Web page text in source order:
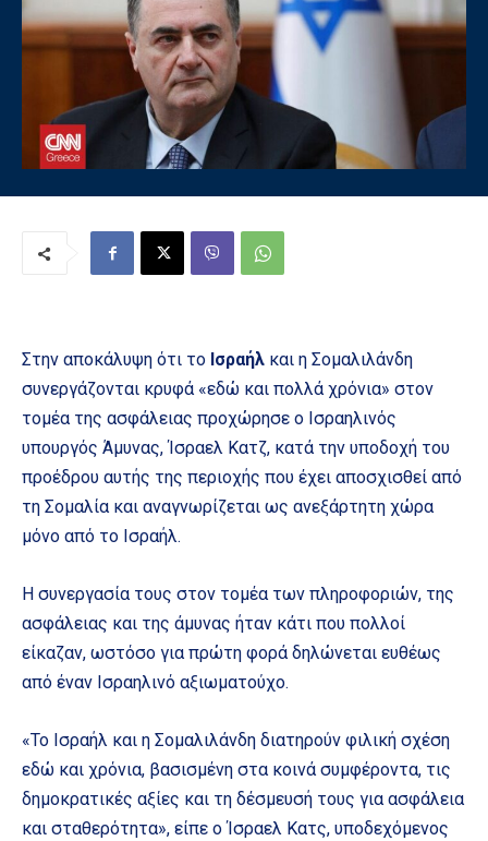
Στην αποκάλυψη ότι το Ισραήλ και η Σομαλιλάνδη
συνεργάζονται κρυφά «εδώ και πολλά χρόνια» στον
τομέα της ασφάλειας προχώρησε ο Ισραηλινός
υπουργός Άμυνας, Ίσραελ Κατζ, κατά την υποδοχή του
προέδρου αυτής της περιοχής που έχει αποσχισθεί από
τη Σομαλία και αναγνωρίζεται ως ανεξάρτητη χώρα
μόνο από το Ισραήλ.
Η συνεργασία τους στον τομέα των πληροφοριών, της
ασφάλειας και της άμυνας ήταν κάτι που πολλοί
είκαζαν, ωστόσο για πρώτη φορά δηλώνεται ευθέως
από έναν Ισραηλινό αξιωματούχο.
«Το Ισραήλ και η Σομαλιλάνδη διατηρούν φιλική σχέση
εδώ και χρόνια, βασισμένη στα κοινά συμφέροντα, τις
δημοκρατικές αξίες και τη δέσμευσή τους για ασφάλεια
και σταθερότητα», είπε ο Ίσραελ Κατς, υποδεχόμενος